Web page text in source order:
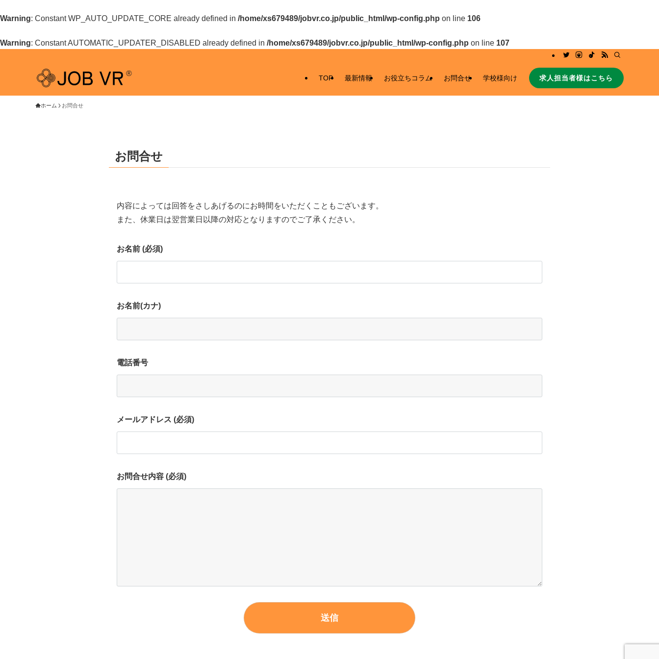
Warning: Constant WP_AUTO_UPDATE_CORE already defined in /home/xs679489/jobvr.co.jp/public_html/wp-config.php on line 106
Warning: Constant AUTOMATIC_UPDATER_DISABLED already defined in /home/xs679489/jobvr.co.jp/public_html/wp-config.php on line 107
TOP 最新情報 お役立ちコラム お問合せ 学校様向け 求人担当者様はこちら
ホーム お問合せ
お問合せ
内容によっては回答をさしあげるのにお時間をいただくこともございます。
また、休業日は翌営業日以降の対応となりますのでご了承ください。
お名前 (必須)
お名前(カナ)
電話番号
メールアドレス (必須)
お問合せ内容 (必須)